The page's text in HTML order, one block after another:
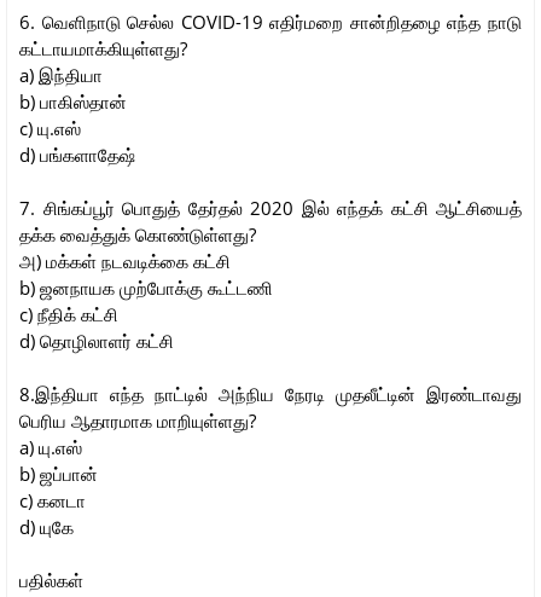
6. வெளிநாடு செல்ல COVID-19 எதிர்மறை சான்றிதழை எந்த நாடு
கட்டாயமாக்கியுள்ளது?
a) இந்தியா
b) பாகிஸ்தான்
c) யு.எஸ்
d) பங்களாதேஷ்
7. சிங்கப்பூர் பொதுத் தேர்தல் 2020 இல் எந்தக் கட்சி ஆட்சியைத்
தக்க வைத்துக் கொண்டுள்ளது?
அ) மக்கள் நடவடிக்கை கட்சி
b) ஜனநாயக முற்போக்கு கூட்டணி
c) நீதிக் கட்சி
d) தொழிலாளர் கட்சி
8.இந்தியா எந்த நாட்டில் அந்நிய நேரடி முதலீட்டின் இரண்டாவது
பெரிய ஆதாரமாக மாறியுள்ளது?
a) யு.எஸ்
b) ஜப்பான்
c) கனடா
d) யுகே
பதில்கள்